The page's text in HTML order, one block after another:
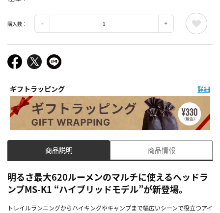
購入数：
ギフトラッピング 詳細
商品説明 商品情報
明るさ最大620ルーメンのマルチに使えるヘッドラ
ンプMS-K1 “ハイブリッドモデル”が新登場。
トレイルランニングからハイキングやキャンプまで幅広いシーンで役立つアイ